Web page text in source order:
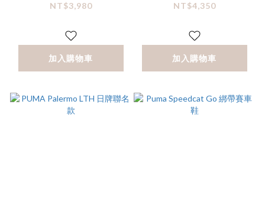
NT$3,980
加入購物車
NT$4,350
加入購物車